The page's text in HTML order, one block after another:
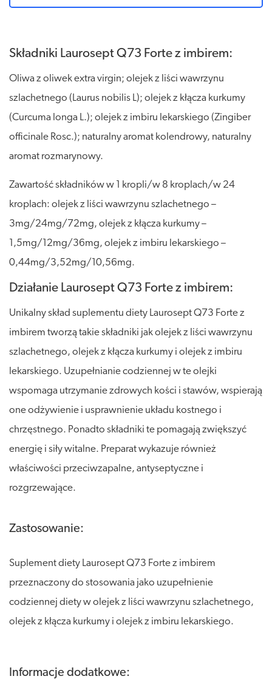
Składniki Laurosept Q73 Forte z imbirem:
Oliwa z oliwek extra virgin; olejek z liści wawrzynu
szlachetnego (Laurus nobilis L); olejek z kłącza kurkumy
(Curcuma longa L.); olejek z imbiru lekarskiego (Zingiber
officinale Rosc.); naturalny aromat kolendrowy, naturalny
aromat rozmarynowy.
Zawartość składników w 1 kropli/w 8 kroplach/w 24
kroplach: olejek z liści wawrzynu szlachetnego –
3mg/24mg/72mg, olejek z kłącza kurkumy –
1,5mg/12mg/36mg, olejek z imbiru lekarskiego –
0,44mg/3,52mg/10,56mg.
Działanie Laurosept Q73 Forte z imbirem:
Unikalny skład suplementu diety Laurosept Q73 Forte z
imbirem tworzą takie składniki jak olejek z liści wawrzynu
szlachetnego, olejek z kłącza kurkumy i olejek z imbiru
lekarskiego. Uzupełnianie codziennej w te olejki
wspomaga utrzymanie zdrowych kości i stawów, wspierają
one odżywienie i usprawnienie układu kostnego i
chrzęstnego. Ponadto składniki te pomagają zwiększyć
energię i siły witalne. Preparat wykazuje również
właściwości przeciwzapalne, antyseptyczne i
rozgrzewające.
Zastosowanie:
Suplement diety Laurosept Q73 Forte z imbirem
przeznaczony do stosowania jako uzupełnienie
codziennej diety w olejek z liści wawrzynu szlachetnego,
olejek z kłącza kurkumy i olejek z imbiru lekarskiego.
Informacje dodatkowe: